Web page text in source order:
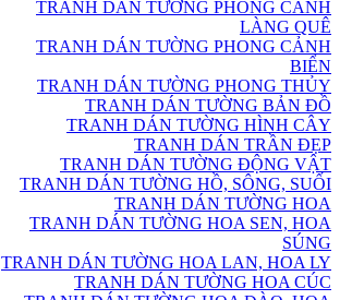
TRANH DÁN TƯỜNG PHONG CẢNH
LÀNG QUÊ
TRANH DÁN TƯỜNG PHONG CẢNH
BIỂN
TRANH DÁN TƯỜNG PHONG THỦY
TRANH DÁN TƯỜNG BẢN ĐỒ
TRANH DÁN TƯỜNG HÌNH CÂY
TRANH DÁN TRẦN ĐẸP
TRANH DÁN TƯỜNG ĐỘNG VẬT
TRANH DÁN TƯỜNG HỒ, SÔNG, SUỐI
TRANH DÁN TƯỜNG HOA
TRANH DÁN TƯỜNG HOA SEN, HOA
SÚNG
TRANH DÁN TƯỜNG HOA LAN, HOA LY
TRANH DÁN TƯỜNG HOA CÚC